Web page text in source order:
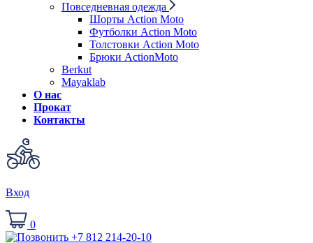
Повседневная одежда
Шорты Action Moto
Футболки Action Moto
Толстовки Action Moto
Брюки ActionMoto
Berkut
Mayaklab
О нас
Прокат
Контакты
Вход
0